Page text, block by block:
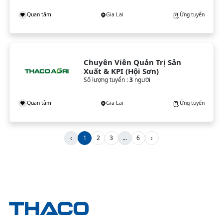
Quan tâm Gia Lai Ứng tuyển
Chuyên Viên Quản Trị Sản
Xuất & KPI (Hội Sơn)
Số lượng tuyển :3người
Quan tâm Gia Lai Ứng tuyển
‹ 1 2 3 ... 6 ›